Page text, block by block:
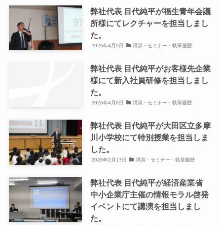
弊社代表 目代純平が福生青年会議
所様にてレクチャーを担当しまし
た。
2026年4月9日 講演・セミナー・執筆履歴
弊社代表 目代純平がお客様先企業
様にて新入社員研修を担当しまし
た。
2026年4月6日 講演・セミナー・執筆履歴
弊社代表 目代純平が大田区立多摩
川小学校にて特別授業を担当しま
した。
2026年2月17日 講演・セミナー・執筆履歴
弊社代表 目代純平が経済産業省
中小企業庁主催の情報モラル啓発
イベントにて講演を担当しまし
た。